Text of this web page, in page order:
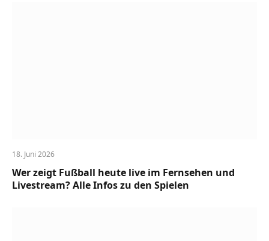
18. Juni 2026
Wer zeigt Fußball heute live im Fernsehen und
Livestream? Alle Infos zu den Spielen